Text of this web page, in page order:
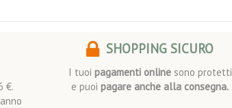
€.
SHOPPING SICURO
I tuoi pagamenti onlinesono protetti
e puoi pagare anche alla consegna.